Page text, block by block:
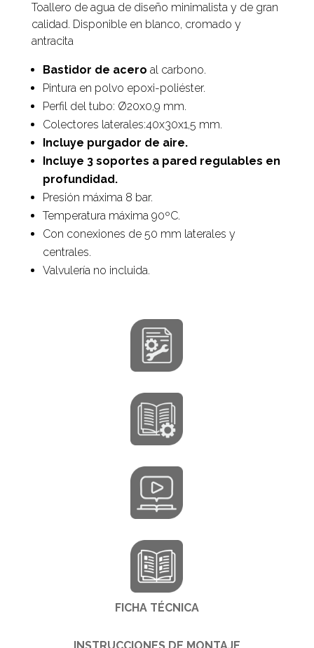
Toallero de agua de diseño minimalista y de gran
calidad. Disponible en blanco, cromado y
antracita
Bastidor de acero al carbono.
Pintura en polvo epoxi-poliéster.
Perfil del tubo: Ø20x0,9 mm.
Colectores laterales:40x30x1,5 mm.
Incluye purgador de aire.
Incluye 3 soportes a pared regulables en
profundidad.
Presión máxima 8 bar.
Temperatura máxima 90ºC.
Con conexiones de 50 mm laterales y
centrales.
Valvulería no incluida.
FICHA TÉCNICA